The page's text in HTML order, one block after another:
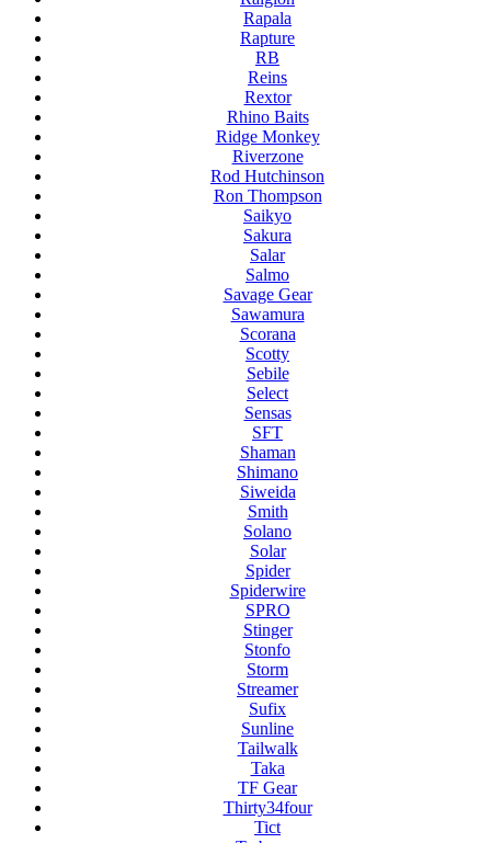
Rapala
Rapture
RB
Reins
Rextor
Rhino Baits
Ridge Monkey
Riverzone
Rod Hutchinson
Ron Thompson
Saikyo
Sakura
Salar
Salmo
Savage Gear
Sawamura
Scorana
Scotty
Sebile
Select
Sensas
SFT
Shaman
Shimano
Siweida
Smith
Solano
Solar
Spider
Spiderwire
SPRO
Stinger
Stonfo
Storm
Streamer
Sufix
Sunline
Tailwalk
Taka
TF Gear
Thirty34four
Tict